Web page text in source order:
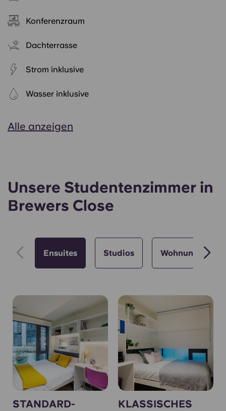
Konferenzraum
Dachterrasse
Strom inklusive
Wasser inklusive
Alle anzeigen
Unsere Studentenzimmer in
Brewers Close
Ensuites Studios Wohnungen
STANDARD-
KLASSISCHES